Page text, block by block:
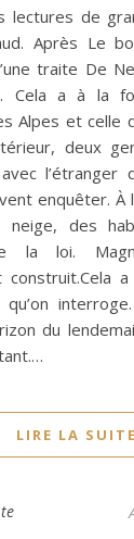
Après Le
traite De
Cela a à la
Alpes et celle
deux
l’étranger
enquêter. À
des
la loi.
construit.Cela
qu’on
du
LIRE LA SUITE